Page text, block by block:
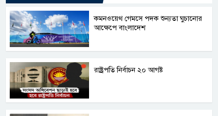
কমনওয়েথ গেমসে পদক শুন্যতা ঘুচানোর
আক্ষেপে বাংলাদেশ
রাষ্ট্রপতি নির্বাচন ২০ আগষ্ট